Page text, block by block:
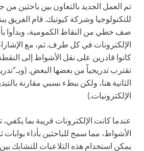
تم العمل الجديد بالتعاون بين باحثين
للتكنولوجيا وشركة كيوتيك. قام الفريق
صف خطي من النقاط الكمومية، وبدأوا
الإلكترونات في كل طرف. ثم، مع
كانوا قادرين على نقل الأشواط إلى النقطة
تقترب تدريجياً من بعضها البعض.
الثانية هنا، ولكن ببطء نسبي مقارنة
الإلكترونيات.)
عندما كانت الإلكترونات قريبة بما
الأشواط، مما سمح للباحثين بأداء بوابات
يمكن استخدام هذه التلاعبات للتشابك بين